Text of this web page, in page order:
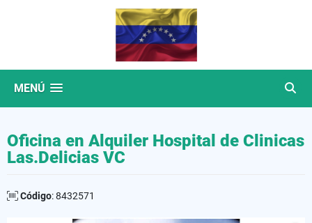
MENÚ
Oficina en Alquiler Hospital de Clinicas
Las.Delicias VC
Código: 8432571